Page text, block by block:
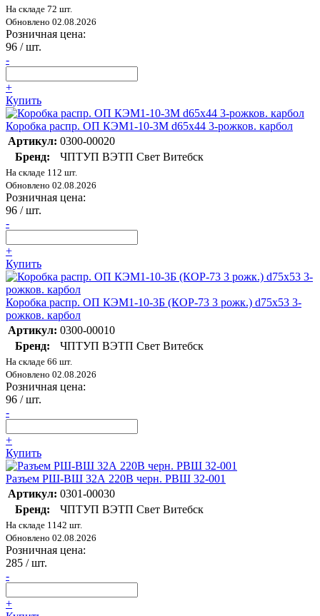
На складе 72 шт.
Обновлено 02.08.2026
Розничная цена:
96 / шт.
-
+
Купить
Коробка распр. ОП КЭМ1-10-3М d65х44 3-рожков. карбол
Артикул: 0300-00020
Бренд:
ЧПТУП ВЭТП Свет Витебск
На складе 112 шт.
Обновлено 02.08.2026
Розничная цена:
96 / шт.
-
+
Купить
Коробка распр. ОП КЭМ1-10-3Б (КОР-73 3 рожк.) d75х53 3-
рожков. карбол
Артикул: 0300-00010
Бренд:
ЧПТУП ВЭТП Свет Витебск
На складе 66 шт.
Обновлено 02.08.2026
Розничная цена:
96 / шт.
-
+
Купить
Разъем РШ-ВШ 32А 220В черн. РВШ 32-001
Артикул: 0301-00030
Бренд:
ЧПТУП ВЭТП Свет Витебск
На складе 1142 шт.
Обновлено 02.08.2026
Розничная цена:
285 / шт.
-
+